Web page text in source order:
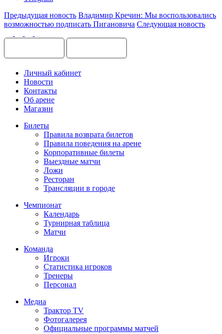
Предыдущая новость Владимир Кречин: Мы воспользовались
возможностью подписать Пигановича Следующая новость
Личный кабинет
Новости
Контакты
Об арене
Магазин
Билеты
Правила возврата билетов
Правила поведения на арене
Корпоративные билеты
Выездные матчи
Ложи
Ресторан
Трансляции в городе
Чемпионат
Календарь
Турнирная таблица
Матчи
Команда
Игроки
Статистика игроков
Тренеры
Персонал
Медиа
Трактор TV
Фотогалерея
Официальные программы матчей